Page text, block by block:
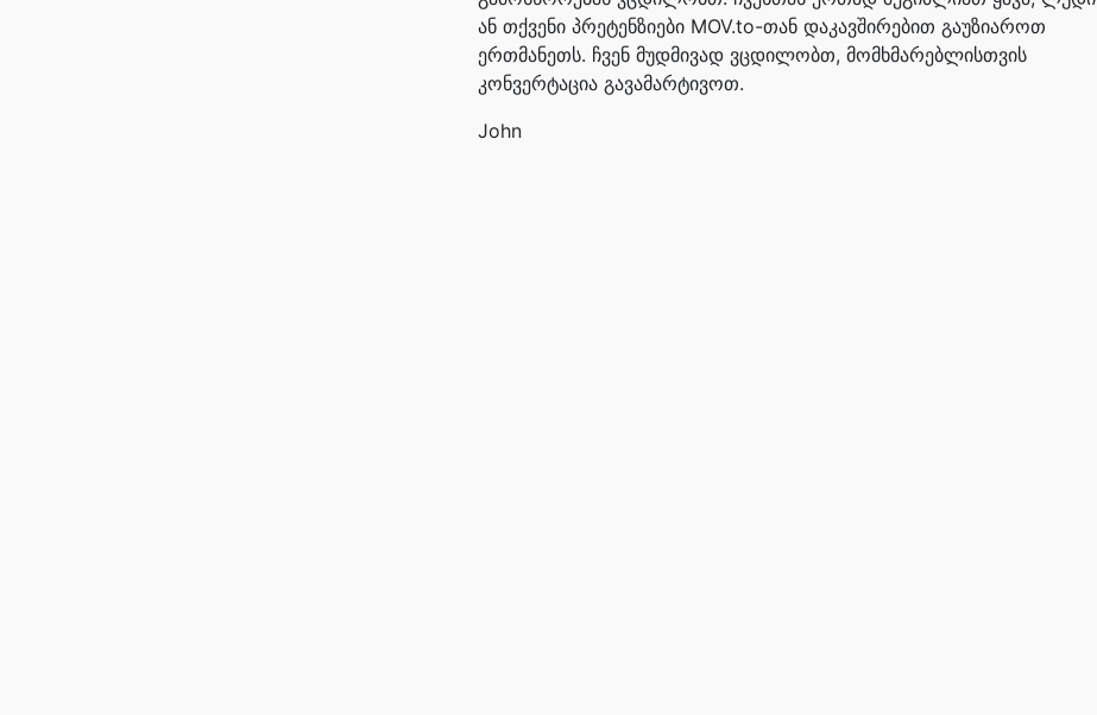
ან თქვენი პრეტენზიები MOV.to-თან დაკავშირებით გაუზიაროთ
ერთმანეთს. ჩვენ მუდმივად ვცდილობთ, მომხმარებლისთვის
კონვერტაცია გავამარტივოთ.
John